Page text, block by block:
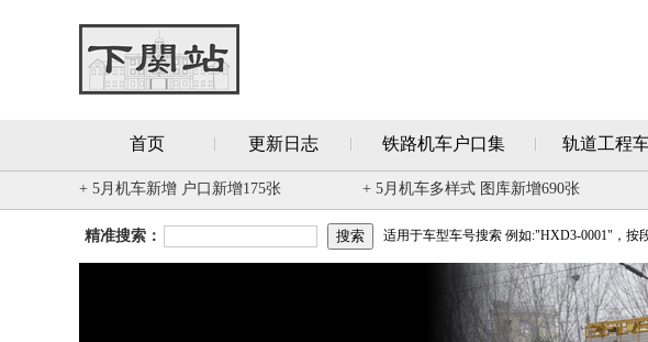
首页 更新日志 铁路机车户口集 轨道工程
+ 5月机车新增 户口新增175张 + 5月机车多样式 图库新增690张
精准搜索： 适用于车型车号搜索 例如:"HXD3-0001"，按